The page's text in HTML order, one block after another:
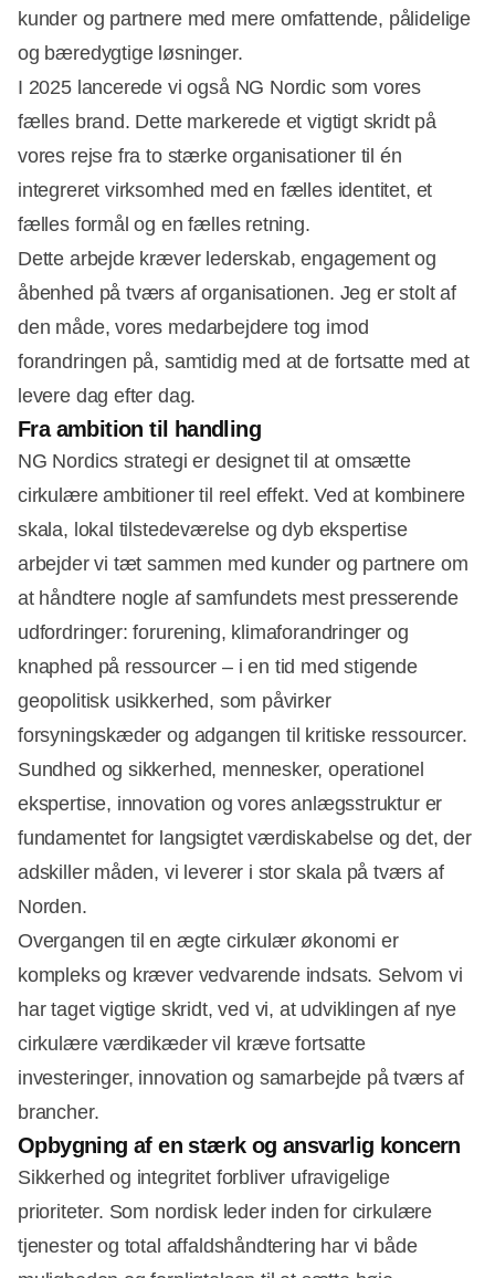
kunder og partnere med mere omfattende, pålidelige
og bæredygtige løsninger.
I 2025 lancerede vi også NG Nordic som vores
fælles brand. Dette markerede et vigtigt skridt på
vores rejse fra to stærke organisationer til én
integreret virksomhed med en fælles identitet, et
fælles formål og en fælles retning.
Dette arbejde kræver lederskab, engagement og
åbenhed på tværs af organisationen. Jeg er stolt af
den måde, vores medarbejdere tog imod
forandringen på, samtidig med at de fortsatte med at
levere dag efter dag.
Fra ambition til handling
NG Nordics strategi er designet til at omsætte
cirkulære ambitioner til reel effekt. Ved at kombinere
skala, lokal tilstedeværelse og dyb ekspertise
arbejder vi tæt sammen med kunder og partnere om
at håndtere nogle af samfundets mest presserende
udfordringer: forurening, klimaforandringer og
knaphed på ressourcer – i en tid med stigende
geopolitisk usikkerhed, som påvirker
forsyningskæder og adgangen til kritiske ressourcer.
Sundhed og sikkerhed, mennesker, operationel
ekspertise, innovation og vores anlægsstruktur er
fundamentet for langsigtet værdiskabelse og det, der
adskiller måden, vi leverer i stor skala på tværs af
Norden.
Overgangen til en ægte cirkulær økonomi er
kompleks og kræver vedvarende indsats. Selvom vi
har taget vigtige skridt, ved vi, at udviklingen af nye
cirkulære værdikæder vil kræve fortsatte
investeringer, innovation og samarbejde på tværs af
brancher.
Opbygning af en stærk og ansvarlig koncern
Sikkerhed og integritet forbliver ufravigelige
prioriteter. Som nordisk leder inden for cirkulære
tjenester og total affaldshåndtering har vi både